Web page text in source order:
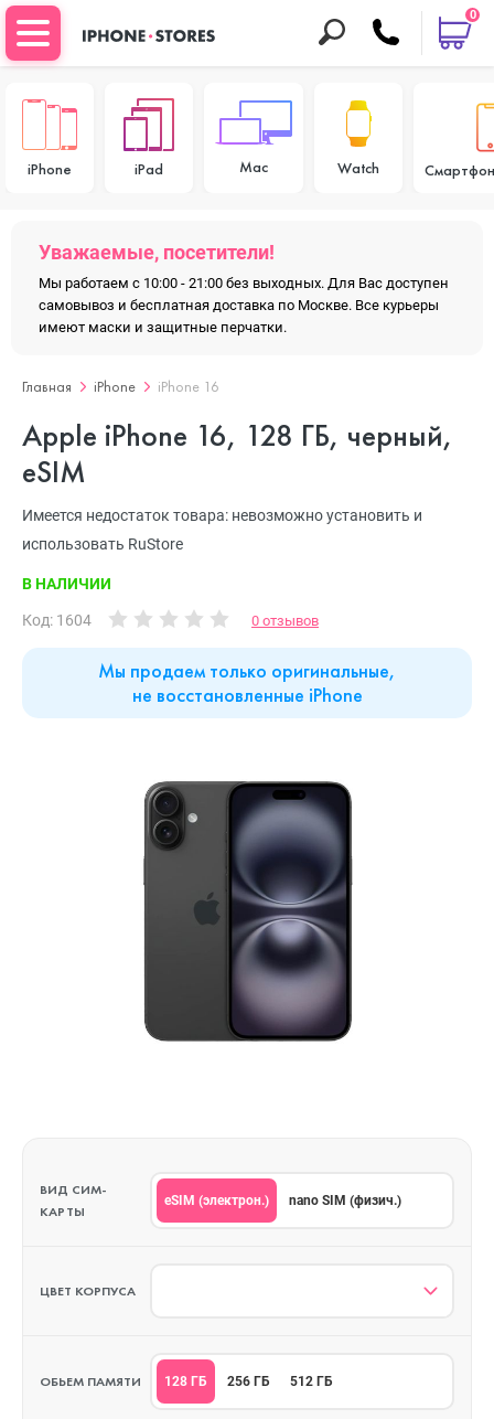
0
iPhone iPad Mac Watch
Уважаемые, посетители!
Мы работаем с 10:00 - 21:00 без выходных. Для Вас доступен
самовывоз и бесплатная доставка по Москве. Все курьеры
имеют маски и защитные перчатки.
Главная iPhone iPhone 16
Apple iPhone 16, 128 ГБ, черный,
eSIM
Имеется недостаток товара: невозможно установить и
использовать RuStore
В НАЛИЧИИ
Код: 1604 0 отзывов
Мы продаем только оригинальные,
не восстановленные iPhone
ВИД СИМ-
КАРТЫ
eSIM (электрон.) nano SIM (физич.)
ЦВЕТ КОРПУСА
ОБЬЕМ ПАМЯТИ 128 ГБ 256 ГБ 512 ГБ